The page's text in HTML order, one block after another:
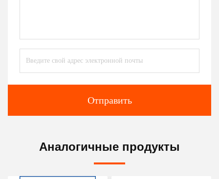
Отправить
Аналогичные продукты